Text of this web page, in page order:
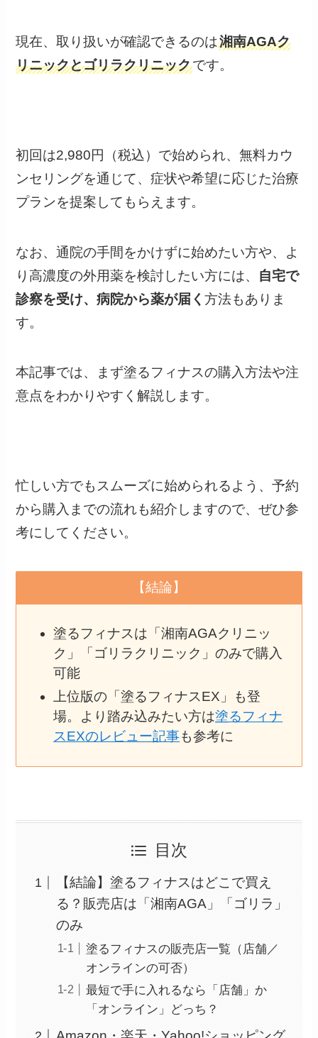
現在、取り扱いが確認できるのは湘南AGAク
リニックとゴリラクリニックです。
初回は2,980円（税込）で始められ、無料カウ
ンセリングを通じて、症状や希望に応じた治療
プランを提案してもらえます。
なお、通院の手間をかけずに始めたい方や、よ
り高濃度の外用薬を検討したい方には、 自宅で
診察を受け、病院から薬が届く方法もありま
す。
本記事では、まず塗るフィナスの購入方法や注
意点をわかりやすく解説します。
忙しい方でもスムーズに始められるよう、予約
から購入までの流れも紹介しますので、ぜひ参
考にしてください。
【結論】
塗るフィナスは「湘南AGAクリニッ
ク」「ゴリラクリニック」のみで購入
可能
上位版の「塗るフィナスEX」も登
場。より踏み込みたい方は塗るフィナ
スEXのレビュー記事も参考に
目次
【結論】塗るフィナスはどこで買え
る？販売店は「湘南AGA」「ゴリラ」
のみ
塗るフィナスの販売店一覧（店舗／
オンラインの可否）
最短で手に入れるなら「店舗」か
「オンライン」どっち？